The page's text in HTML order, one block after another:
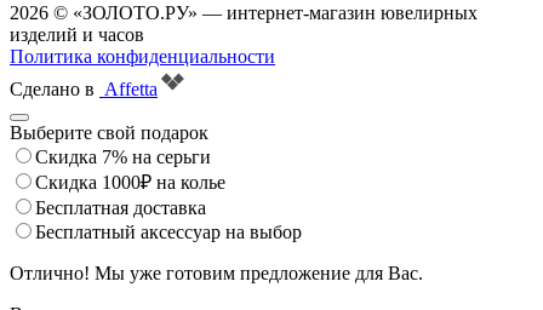
2026 © «ЗОЛОТО.РУ» — интернет-магазин ювелирных
изделий и часов
Политика конфиденциальности
Сделано в Affetta
Выберите свой подарок
Скидка 7% на серьги
Скидка 1000₽ на колье
Бесплатная доставка
Бесплатный аксессуар на выбор
Отлично! Мы уже готовим предложение для Вас.